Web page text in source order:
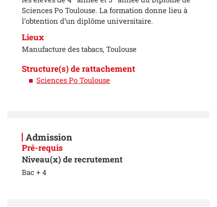
Sciences Po Toulouse. La formation donne lieu à
l’obtention d’un diplôme universitaire.
Lieux
Manufacture des tabacs, Toulouse
Structure(s) de rattachement
Sciences Po Toulouse
Admission
Pré-requis
Niveau(x) de recrutement
Bac + 4